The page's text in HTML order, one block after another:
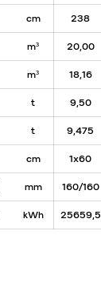
cm 238
m³ 20,00
m³ 18,16
t 9,50
t 9,475
cm 1x60
mm 160/160
kWh 25659,5